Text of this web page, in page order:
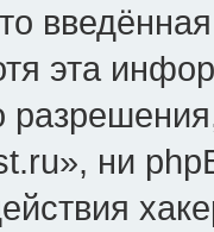
эта
ни